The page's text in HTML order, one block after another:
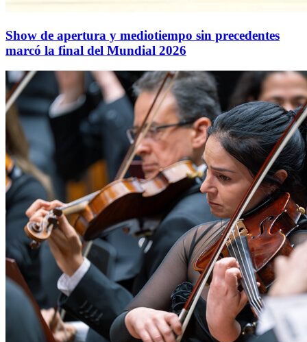
Show de apertura y mediotiempo sin precedentes
marcó la final del Mundial 2026